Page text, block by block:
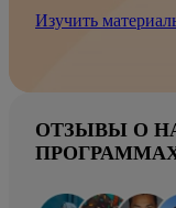
Изучить
ОТЗЫВЫ О